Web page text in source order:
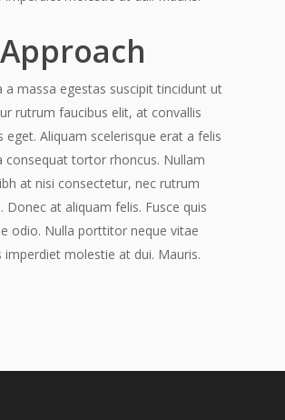
a massa egestas suscipit tincidunt ut
rutrum faucibus elit, at convallis
eget. Aliquam scelerisque erat a felis
consequat tortor rhoncus. Nullam
at nisi consectetur, nec rutrum
Donec at aliquam felis. Fusce quis
odio. Nulla porttitor neque vitae
imperdiet molestie at dui. Mauris.